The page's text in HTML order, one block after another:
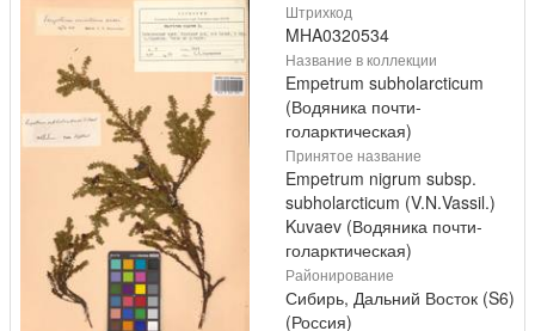
Штрихкод
MHA0320534
Название в коллекции
Empetrum subholarcticum
(Водяника почти-
голарктическая)
Принятое название
Empetrum nigrum subsp.
subholarcticum (V.N.Vassil.)
Kuvaev (Водяника почти-
голарктическая)
Районирование
Сибирь, Дальний Восток (S6)
(Россия)